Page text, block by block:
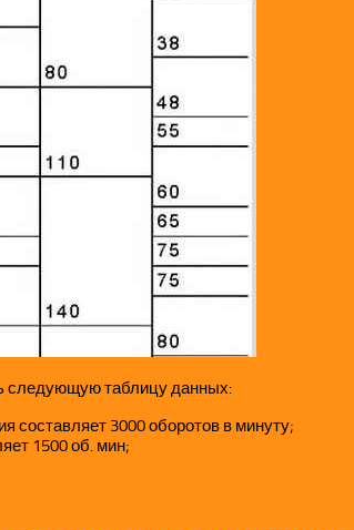
следующую таблицу данных:
составляет 3000 оборотов в минуту;
1500 об. мин;